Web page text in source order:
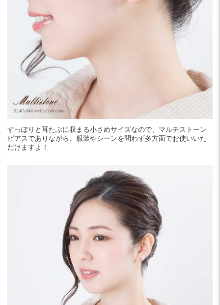
すっぽりと耳たぶに収まる小さめサイズなので、マルチストーン
ピアスでありながら、服装やシーンを問わず多方面でお使いいた
だけますよ！